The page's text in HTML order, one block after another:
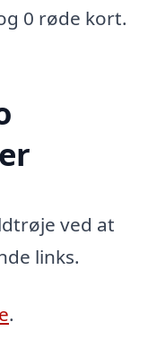
0 røde kort.
ved at
links.
.